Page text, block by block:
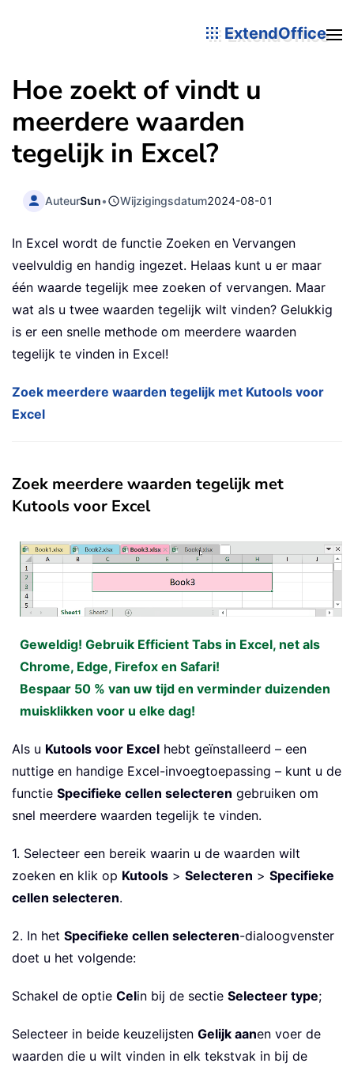
ExtendOffice
Hoe zoekt of vindt u
meerdere waarden
tegelijk in Excel?
AuteurSun• Wijzigingsdatum2024-08-01
In Excel wordt de functie Zoeken en Vervangen
veelvuldig en handig ingezet. Helaas kunt u er maar
één waarde tegelijk mee zoeken of vervangen. Maar
wat als u twee waarden tegelijk wilt vinden? Gelukkig
is er een snelle methode om meerdere waarden
tegelijk te vinden in Excel!
Zoek meerdere waarden tegelijk met Kutools voor
Excel
Zoek meerdere waarden tegelijk met
Kutools voor Excel
Geweldig! Gebruik Efficient Tabs in Excel, net als
Chrome, Edge, Firefox en Safari!
Bespaar 50 % van uw tijd en verminder duizenden
muisklikken voor u elke dag!
Als u Kutools voor Excel hebt geïnstalleerd – een
nuttige en handige Excel-invoegtoepassing – kunt u de
functie Specifieke cellen selecteren gebruiken om
snel meerdere waarden tegelijk te vinden.
1. Selecteer een bereik waarin u de waarden wilt
zoeken en klik op Kutools > Selecteren > Specifieke
cellen selecteren.
2. In het Specifieke cellen selecteren-dialoogvenster
doet u het volgende:
Schakel de optie Celin bij de sectie Selecteer type;
Selecteer in beide keuzelijsten Gelijk aanen voer de
waarden die u wilt vinden in elk tekstvak in bij de